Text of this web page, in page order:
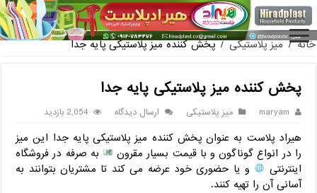
فروش گلدان پلاستیکی گلخانه به صورت آنلاین
خانه / میز پلاستیکی / پخش کننده میز پلاستیکی پایه جدا
پخش کننده میز پلاستیکی پایه جدا
maryam میز پلاستیکی ارسال دیدگاه 2,054 بازدید
هیراد پلاست به عنوان پخش کننده میز پلاستیکی پایه جدا این میز
را در انواع گوناگون و با قیمت بسیار مقرون
به صرفه در فروشگاه
اینترنتی
و یا حضوری خود عرضه می کند تا مشتریان بتوانند به
آسانی آن را تهیه کنند.